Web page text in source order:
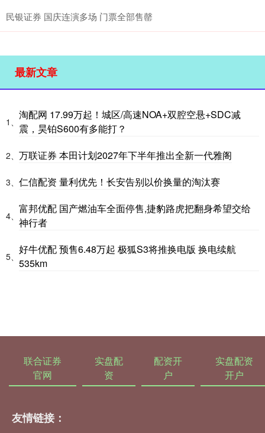
民银证券 国庆连演多场 门票全部售罄
最新文章
1、
淘配网 17.99万起！城区/高速NOA+双腔空悬+SDC减
震，昊铂S600有多能打？
2、 万联证券 本田计划2027年下半年推出全新一代雅阁
3、 仁信配资 量利优先！长安告别以价换量的淘汰赛
4、
富邦优配 国产燃油车全面停售,捷豹路虎把翻身希望交给
神行者
5、
好牛优配 预售6.48万起 极狐S3将推换电版 换电续航
535km
联合证券
官网
实盘配
资
配资开
户
实盘配资
开户
友情链接：